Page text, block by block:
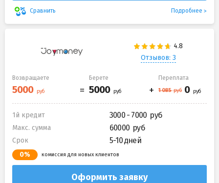
Сравнить Подробнее
Отзывов: 3
Возвращаете Берете Переплата
1й кредит 3000 - 7000
Макс. сумма 60000
Срок 5-10 дней
0% комиссия для новых клиентов
Оформить заявку